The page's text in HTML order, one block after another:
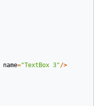
name="TextBox 3"/>